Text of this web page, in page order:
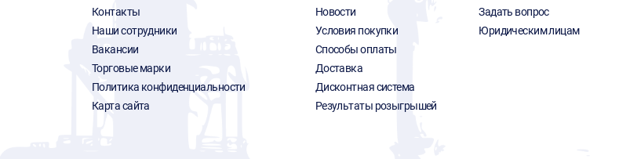
Контакты
Наши сотрудники
Вакансии
Торговые марки
Политика конфиденциальности
Карта сайта
Новости
Условия покупки
Способы оплаты
Доставка
Дисконтная система
Результаты розыгрышей
Задать вопрос
Юридическим лицам